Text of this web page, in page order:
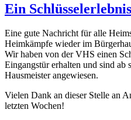
Ein
Eine gute Nachricht für alle
Heimkämpfe wieder im
Wir haben von der VHS einen
Eingangstür erhalten und sind ab
Hausmeister angewiesen.
Vielen Dank an dieser Stelle an
letzten Wochen!